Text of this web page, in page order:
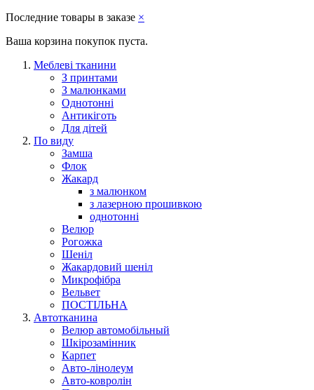
Последние товары в заказе ×
Ваша корзина покупок пуста.
Меблеві тканини
З принтами
З малюнками
Однотонні
Антикіготь
Для дітей
По виду
Замша
Флок
Жакард
з малюнком
з лазерною прошивкою
однотонні
Велюр
Рогожка
Шеніл
Жакардовий шеніл
Микрофібра
Вельвет
ПОСТІЛЬНА
Автотканина
Велюр автомобільный
Шкірозамінник
Карпет
Авто-лінолеум
Авто-ковролін